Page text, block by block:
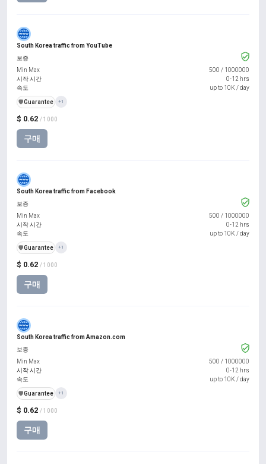
South Korea traffic from YouTube
$ 0.62 / 1000
구매
보증
Min Max
500 / 1000000
시작 시간
0-12 hrs
속도
up to 10K / day
️🛡️Guarantee +1
South Korea traffic from Facebook
$ 0.62 / 1000
구매
보증
Min Max
500 / 1000000
시작 시간
0-12 hrs
속도
up to 10K / day
️🛡️Guarantee +1
South Korea traffic from Amazon.com
$ 0.62 / 1000
구매
보증
Min Max
500 / 1000000
시작 시간
0-12 hrs
속도
up to 10K / day
️🛡️Guarantee +1